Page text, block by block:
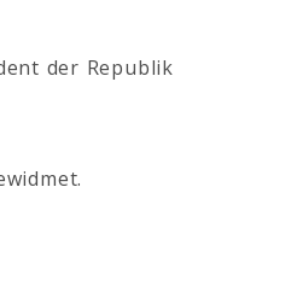
der Republik